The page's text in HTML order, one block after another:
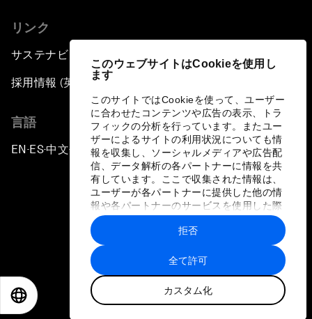
このウェブサイトはCookieを使用し
ます
このサイトではCookieを使って、ユーザー
に合わせたコンテンツや広告の表示、トラ
フィックの分析を行っています。またユー
ザーによるサイトの利用状況についても情
報を収集し、ソーシャルメディアや広告配
信、データ解析の各パートナーに情報を共
有しています。ここで収集された情報は、
ユーザーが各パートナーに提供した他の情
報や各パートナーのサービスを使用した際
に収集された情報と組み合わされ、各パー
トナーによって使用されることがありま
す。
全て許可
カスタム化
拒否
リンク
サステナビリティへの取り組み
採用情報 (英語のみ)
言語
EN ▪ES▪中文▪ 日本語
プライバシーポリシーと利用規約
サイトマップ
©
世界経済フォーラム